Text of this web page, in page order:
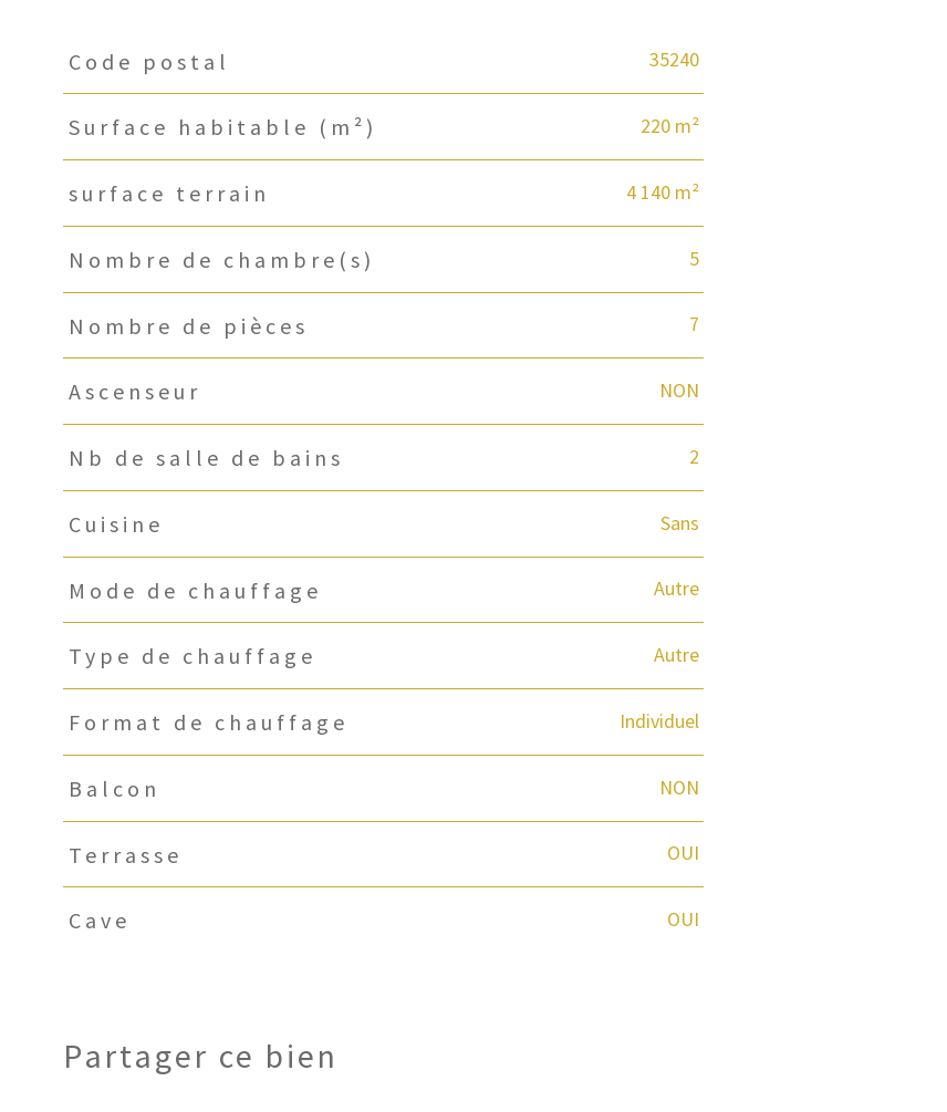
Caractéristiques Valeurs
Code postal 35240
Surface habitable (m²) 220 m²
surface terrain 4 140 m²
Nombre de chambre(s) 5
Nombre de pièces 7
Ascenseur NON
Nb de salle de bains 2
Cuisine Sans
Mode de chauffage Autre
Type de chauffage Autre
Format de chauffage Individuel
Balcon NON
Terrasse OUI
Cave OUI
Partager ce bien